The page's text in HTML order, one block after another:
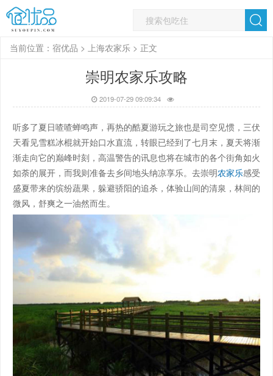
当前位置： 宿优品 > 上海农家乐 > 正文
崇明农家乐攻略
2019-07-29 09:09:34
听多了夏日喳喳蝉鸣声，再热的酷夏游玩之旅也是司空见惯，三伏
天看见雪糕冰棍就开始口水直流，转眼已经到了七月末，夏天将渐
渐走向它的巅峰时刻，高温警告的讯息也将在城市的各个街角如火
如荼的展开，而我则准备去乡间地头纳凉享乐。去崇明农家乐感受
盛夏带来的缤纷蔬果，躲避骄阳的追杀，体验山间的清泉，林间的
微风，舒爽之一油然而生。